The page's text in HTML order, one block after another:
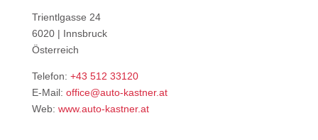
Trientlgasse 24
6020 | Innsbruck
Österreich
Telefon: +43 512 33120
E-Mail: office@auto-kastner.at
Web: www.auto-kastner.at